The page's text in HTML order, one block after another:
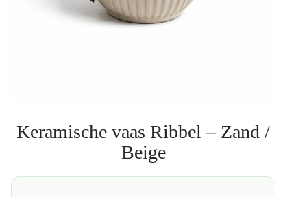
Keramische vaas Ribbel – Zand /
Beige